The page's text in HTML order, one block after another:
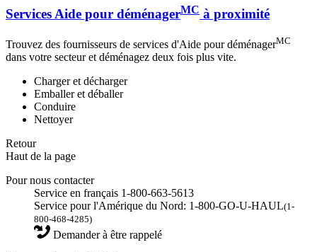
Services Aide pour déménagerMC à proximité
Trouvez des fournisseurs de services d'Aide pour déménagerMC
dans votre secteur et déménagez deux fois plus vite.
Charger et décharger
Emballer et déballer
Conduire
Nettoyer
Retour
Haut de la page
Pour nous contacter
Service en français 1-800-663-5613
Service pour l'Amérique du Nord: 1-800-GO-U-HAUL(1-
800-468-4285)
Demander à être rappelé